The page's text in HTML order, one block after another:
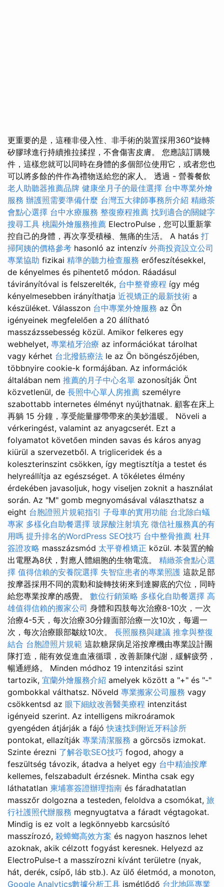
更重要的是，這種非侵入性、非手術的裝置採用360°旋轉
矽膠球進行持續推拉揉捏，不會傷害皮膚。 您應該訂購幾
件，這樣您就可以同時在身體的多個部位使用它，或者您也
可以將多餘的件作為禮物送給您的家人。 透過 - 營養餐飲
老人助聽器推薦品牌 健康坐月子的最佳選擇 台中專業外燴
服務 辦護照需要準備什麼 台灣五大律師事務所介紹 精緻茶
會點心選擇 台中水療服務 整復療程推薦 找到適合的關鍵字
搜尋工具 桃園外燴服務推薦 ElectroPulse，您可以重新掌
控自己的身體，再次享受積極、無痛的生活。 A hatás 打
掃阿姨的價格參考 hasonló az intenzív 外商投資設立公司
專業協助 fizikai 精準的聽力檢查服務 erőfeszítésekkel,
de kényelmes és pihentető módon. Ráadásul
távirányítóval is felszerelték, 台中整脊療程 így még
kényelmesebben irányíthatja 近視矯正的最新技術 a
készüléket. Válasszon 台中專業外燴服務 az Ön
igényeinek megfelelően a 20 állítható
masszázssebesség közül. Amikor felkeres egy
webhelyet, 專業植牙治療 az információkat tárolhat
vagy kérhet 台北撥筋療法 le az Ön böngészőjében,
többnyire cookie-k formájában. Az információk
általában nem 推薦的月子中心名單 azonosítják Önt
közvetlenül, de 長照中心單人房推薦 személyre
szabottabb internetes élményt nyújthatnak. 顧客在床上
再躺 15 分鐘，享受能量膠帶帶來的美妙溫暖。 Növeli a
vérkeringést, valamint az anyagcserét. Ezt a
folyamatot követően minden savas és káros anyag
kiürül a szervezetből. A trigliceridek és a
koleszterinszint csökken, így megtisztítja a testet és
helyreállítja az egészséget. A tökéletes élmény
érdekében javasoljuk, hogy viseljen zoknit a használat
során. Az "M" gomb megnyomásával választhatsz a
eight 台胞證照片規範指引 子母車的實用功能 台北除白蟻
專家 多樣化自助餐選擇 玻尿酸注射填充 徵信社服務真的有
用嗎 提升排名的WordPress SEO技巧 台中整骨推薦 杜拜
簽證攻略 masszázsmód 太平脊椎矯正 közül. 本裝置的輸
出電壓為8伏，對應人體細胞的生物電流。 精緻茶會點心選
擇 值得信賴的安養院選擇 失智症患者的專業照護 這款足部
按摩器採用不同的震動和旋轉技術來到達腳底的穴位，同時
給您專業按摩的感覺。 數位行銷策略 多樣化自助餐選擇 高
雄值得信賴的搬家公司 身體和四肢每次治療8-10次，一次
治療4-5天，每次治療30分鐘面部治療一次10次，每週一
次，每次治療眼部皺紋10次。 長照服務與建議 推拿與整復
結合 台胞證照片規範 這款糖尿病足浴按摩機由專業設計團
隊打造，能有效促進血液循環，改善新陳代謝，緩解疲勞，
暢通經絡。 Minden módhoz 19 intenzitási szint
tartozik, 宜蘭外燴服務介紹 amelyek között a "+" és "-"
gombokkal válthatsz. Növeld 專業搬家公司服務 vagy
csökkentsd az 眼下細紋改善醫美療程 intenzitást
igényeid szerint. Az intelligens mikroáramok
gyengéden átjárják a fájó快速找到附近牙科診所
pontokat, ellazítják 專業清潔服務 a görcsös izmokat.
Szinte érezni 了解谷歌SEO技巧 fogod, ahogy a
feszültség távozik, átadva a helyet egy 台中精油按摩
kellemes, felszabadult érzésnek. Mintha csak egy
láthatatlan 柬埔寨簽證辦理指南 és fáradhatatlan
masszőr dolgozna a testeden, feloldva a csomókat, 旅
行社護照代辦服務 megnyugtatva a fáradt végtagokat.
Mindig is ez volt a legkönnyebb karcsúsító
masszírozó, 殺蟑螂高效方案 és nagyon hasznos lehet
azoknak, akik célzott fogyást keresnek. Helyezd az
ElectroPulse-t a masszírozni kívánt területre (nyak,
hát, derék, csípő, láb stb.). Az ülő életmód, a monoton,
Google Analytics數據分析工具 ismétlődő 台北地區專業